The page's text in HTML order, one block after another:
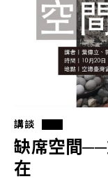
講談
缺席空間──
在